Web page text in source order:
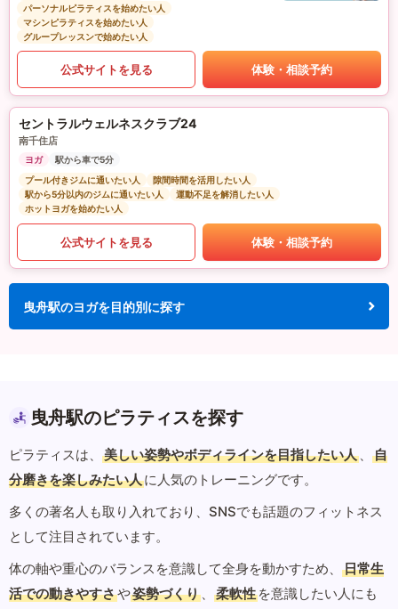
パーソナルピラティスを始めたい人
マシンピラティスを始めたい人
グループレッスンで始めたい人
公式サイトを見る 体験・相談予約
セントラルウェルネスクラブ24
南千住店
ヨガ
駅から車で5分
プール付きジムに通いたい人
隙間時間を活用したい人
駅から5分以内のジムに通いたい人
運動不足を解消したい人
ホットヨガを始めたい人
公式サイトを見る 体験・相談予約
曳舟駅のヨガを目的別に探す
曳舟駅のピラティスを探す
ピラティスは、 美しい姿勢やボディラインを目指したい人 、
自
分磨きを楽しみたい人に人気のトレーニングです。
多くの著名人も取り入れており、SNSでも話題のフィットネス
として注目されています。
体の軸や重心のバランスを意識して全身を動かすため、
日常生
活での動きやすさや姿勢づくり 、 柔軟性 を意識したい人にも